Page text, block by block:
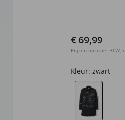
€ 69,99
Prijzen inclusief BTW,
Kleur: zwart